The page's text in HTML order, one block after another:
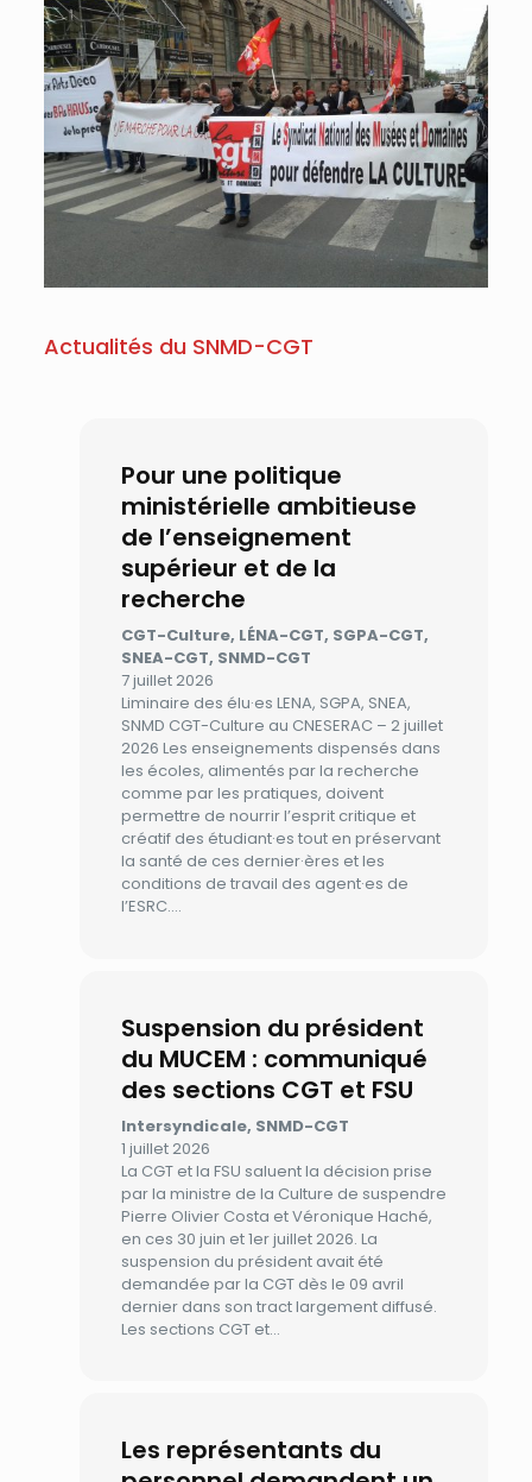
Actualités du SNMD-CGT
Pour une politique
ministérielle ambitieuse
de l’enseignement
supérieur et de la
recherche
CGT-Culture, LÉNA-CGT, SGPA-CGT,
SNEA-CGT, SNMD-CGT
7 juillet 2026
Liminaire des élu·es LENA, SGPA, SNEA,
SNMD CGT-Culture au CNESERAC – 2 juillet
2026 Les enseignements dispensés dans
les écoles, alimentés par la recherche
comme par les pratiques, doivent
permettre de nourrir l’esprit critique et
créatif des étudiant·es tout en préservant
la santé de ces dernier·ères et les
conditions de travail des agent·es de
l’ESRC.…
Suspension du président
du MUCEM : communiqué
des sections CGT et FSU
Intersyndicale, SNMD-CGT
1 juillet 2026
La CGT et la FSU saluent la décision prise
par la ministre de la Culture de suspendre
Pierre Olivier Costa et Véronique Haché,
en ces 30 juin et 1er juillet 2026. La
suspension du président avait été
demandée par la CGT dès le 09 avril
dernier dans son tract largement diffusé.
Les sections CGT et…
Les représentants du